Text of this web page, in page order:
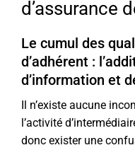
d’assurance
Le cumul des
d’adhérent :
d’information et
Il n’existe aucune
l’activité
donc exister une